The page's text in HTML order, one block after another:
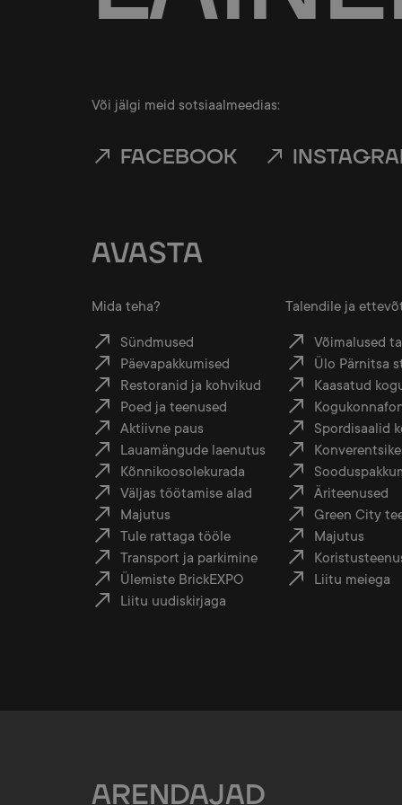
Või jälgi meid sotsiaalmeedias:
FACEBOOK
AVASTA
Mida teha?
Sündmused
Päevapakkumised
Restoranid ja kohvikud
Poed ja teenused
Aktiivne paus
Lauamängude laenutus
Kõnnikoosolekurada
Väljas töötamise alad
Majutus
Tule rattaga tööle
Transport ja parkimine
Ülemiste BrickEXPO
Liitu uudiskirjaga
Talendile ja
Võimalused
Ülo Pärnitsa
Kaasatud
Spordisaalid
Äriteenused
Green City
Majutus
Liitu meiega
ARENDAJAD